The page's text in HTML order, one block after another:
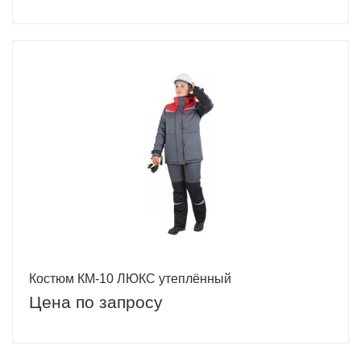
Костюм КМ-10 ЛЮКС утеплённый
Цена по запросу